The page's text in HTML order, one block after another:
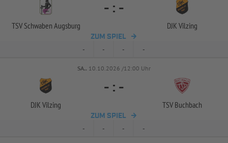
TSV Schwaben Augsburg
- : -
DJK Vilzing
ZUM SPIEL
- - - -
SA.. 10.10.2026 /12:00 Uhr
DJK Vilzing
- : -
TSV Buchbach
ZUM SPIEL
- - - -